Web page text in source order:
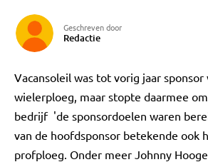
Geschreven door
Redactie
Vacansoleil was tot vorig jaar sponsor
wielerploeg, maar stopte daarmee
bedrijf 'de sponsordoelen waren
van de hoofdsponsor betekende ook
profploeg. Onder meer Johnny